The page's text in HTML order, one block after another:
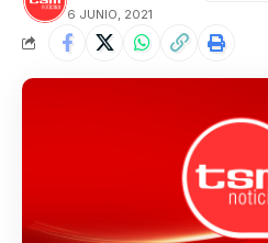
6 JUNIO, 2021